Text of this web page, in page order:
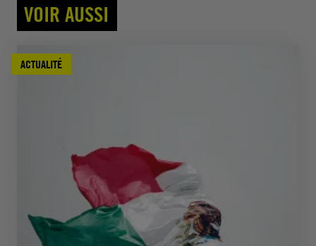
VOIR AUSSI
ACTUALITÉ